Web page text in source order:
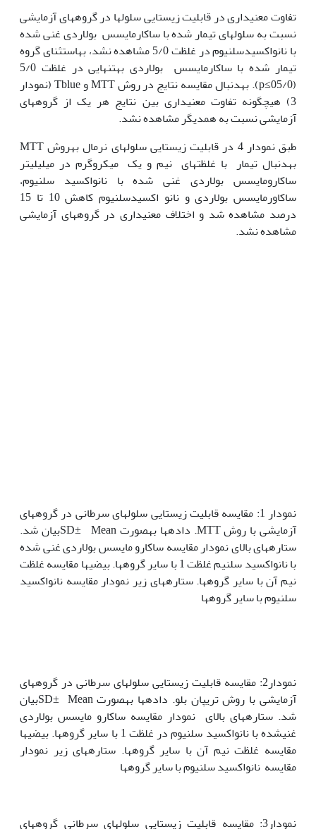
تفاوت معنی‏داری در قابلیت زیستایی سلول‏ها در گروه‏های آزمایشی
نسبت به سلول‏های تیمار شده با ساکارمایسس بولاردی غنی شده
با نانواکسیدسلنیوم در غلظت 5/0 مشاهده نشد، به‏استثنای گروه
تیمار شده با ساکارمایسس بولاردی به‏تنهایی در غلظت 5/0
(05/0≥p). به‏دنبال مقایسه نتایج در روش MTT و Tblue (نمودار
3) هیچ‏گونه تفاوت معنی‏داری بین نتایج هر یک از گروه‏های
آزمایشی نسبت به هم‏دیگر مشاهده نشد.
طبق نمودار 4 در قابلیت زیستایی سلول‏های نرمال به‏روش MTT
به‏دنبال تیمار با غلظت‏های نیم و یک میکروگرم در میلی‏لیتر
ساکارومایسس بولاردی غنی شده با نانواکسید سلنیوم،
ساکاورمایسس بولاردی و نانو اکسیدسلنیوم کاهش 10 تا 15
درصد مشاهده شد و اختلاف معنی‏داری در گروه‏های آزمایشی
مشاهده نشد.
نمودار 1: مقایسه قابلیت زیستایی سلول‏های سرطانی در گروه‏های
آزمایشی با روش MTT. داده‏ها به‏صورت SD± Meanبیان شد.
ستاره‏های بالای نمودار مقایسه ساکارو مایسس بولاردی غنی شده
با نانواکسید سلنیم غلظت 1 با سایر گروه‏ها. بیضی‏ها مقایسه غلظت
نیم آن با سایر گروه‏ها. ستاره‏های زیر نمودار مقایسه نانواکسید
سلنیوم با سایر گروه‏ها
نمودار2: مقایسه قابلیت زیستایی سلول‏های سرطانی در گروه‏های
آزمایشی با روش تریپان بلو. داده‏ها به‏صورت SD± Meanبیان
شد. ستاره‏های بالای نمودار مقایسه ساکارو مایسس بولاردی
غنی‏شده با نانواکسید سلنیوم در غلظت 1 با سایر گروه‏ها. بیضی‏ها
مقایسه غلظت نیم آن با سایر گروه‏ها. ستاره‏های زیر نمودار
مقایسه نانواکسید سلنیوم با سایر گروه‏ها
نمودار3: مقایسه قابلیت زیستایی سلول‏های سرطانی گروه‏های